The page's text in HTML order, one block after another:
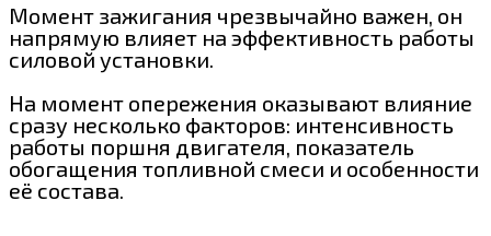
Момент зажигания чрезвычайно важен, он
напрямую влияет на эффективность работы
силовой установки.
На момент опережения оказывают влияние
сразу несколько факторов: интенсивность
работы поршня двигателя, показатель
обогащения топливной смеси и особенности
её состава.